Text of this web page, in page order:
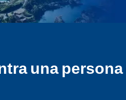
una persona